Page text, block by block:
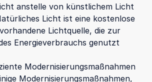
anstelle von künstlichem Licht
Licht ist eine kostenlose
Lichtquelle, die zur
Energieverbrauchs genutzt
Modernisierungsmaßnahmen
Modernisierungsmaßnahmen,